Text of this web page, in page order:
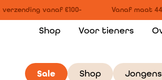
vanaf €100- Vanaf maat 44
Shop Voor tieners
Sale Shop Jongens